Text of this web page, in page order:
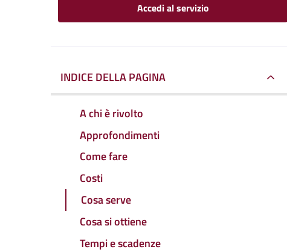
Accedi al servizio
INDICE DELLA PAGINA
A chi è rivolto
Approfondimenti
Come fare
Costi
Cosa serve
Cosa si ottiene
Tempi e scadenze